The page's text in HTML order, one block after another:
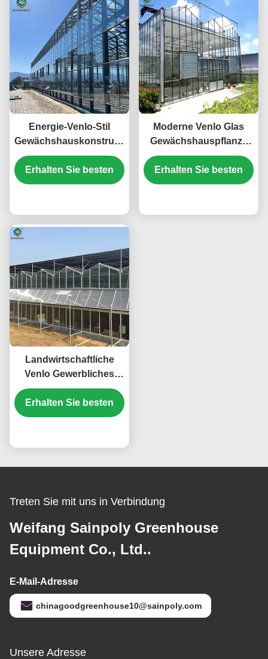
Energie-Venlo-Stil
Gewächshauskonstruktion
geeignet für die groß
angelegte
landwirtschaftliche
Verbesserung der
Pflanzenwachstumsbedingungen
Erhalten Sie besten
Moderne Venlo Glas
Gewächshauspflanze
Tomaten Gurken Hohe
Windbeständigkeit
Erhalten Sie besten
Landwirtschaftliche
Venlo Gewerbliches
Glas Gewächshaus
Breite 9,6 m mit
hydroponischem
Erhalten Sie besten
Treten Sie mit uns in Verbindung
Weifang Sainpoly Greenhouse
Equipment Co., Ltd..
E-Mail-Adresse
chinagoodgreenhouse10@sainpoly.com
Unsere Adresse